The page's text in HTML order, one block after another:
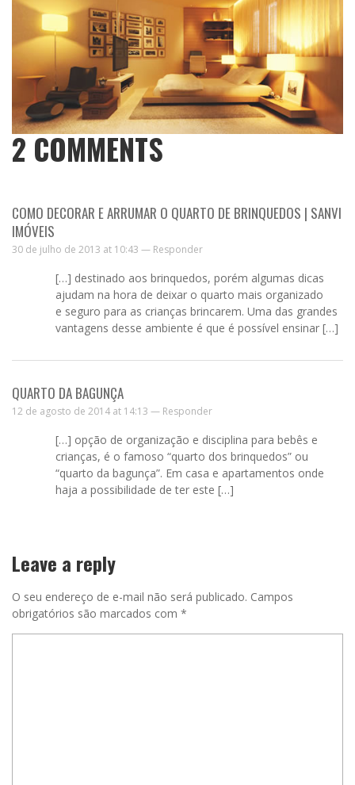
2COMMENTS
COMO DECORAR E ARRUMAR O QUARTO DE BRINQUEDOS | SANVI
IMÓVEIS
30 de julho de 2013 at 10:43 — Responder
[…] destinado aos brinquedos, porém algumas dicas
ajudam na hora de deixar o quarto mais organizado
e seguro para as crianças brincarem. Uma das grandes
vantagens desse ambiente é que é possível ensinar […]
QUARTO DA BAGUNÇA
12 de agosto de 2014 at 14:13 — Responder
[…] opção de organização e disciplina para bebês e
crianças, é o famoso “quarto dos brinquedos” ou
“quarto da bagunça”. Em casa e apartamentos onde
haja a possibilidade de ter este […]
Leave a reply
O seu endereço de e-mail não será publicado. Campos
obrigatórios são marcados com *